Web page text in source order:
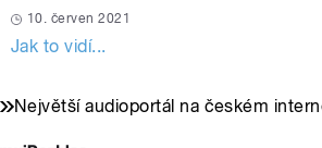
10. červen 2021
Jak to vidí...
Největší audioportál na českém